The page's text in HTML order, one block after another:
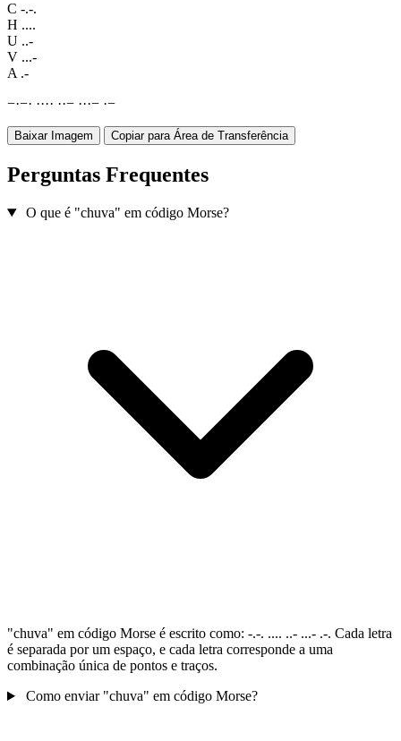
C -.-.
H ....
U ..-
V ...-
A .-
−·−· ···· ··− ···− ·−
Baixar Imagem Copiar para Área de Transferência
Perguntas Frequentes
O que é "chuva" em código Morse?
"chuva" em código Morse é escrito como: -.-. .... ..- ...- .-. Cada letra
é separada por um espaço, e cada letra corresponde a uma
combinação única de pontos e traços.
Como enviar "chuva" em código Morse?